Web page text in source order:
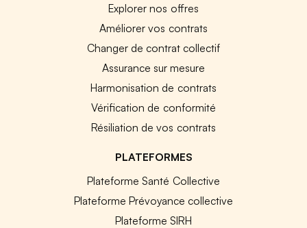
Explorer nos offres
Améliorer vos contrats
Changer de contrat collectif
Assurance sur mesure
Harmonisation de contrats
Vérification de conformité
Résiliation de vos contrats
PLATEFORMES
Plateforme Santé Collective
Plateforme Prévoyance collective
Plateforme SIRH